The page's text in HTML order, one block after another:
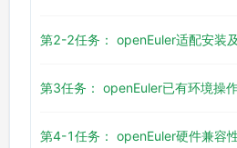
第2-2任务： openEuler适配安装
第3任务： openEuler已有环境操
第4-1任务： openEuler硬件兼容